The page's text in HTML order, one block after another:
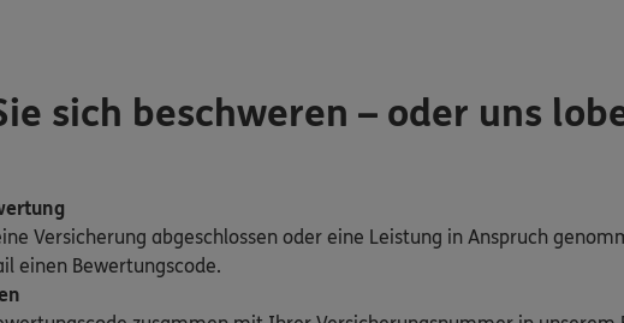
sich beschweren – oder uns
Versicherung abgeschlossen oder eine Leistung in Anspruch
einen Bewertungscode.